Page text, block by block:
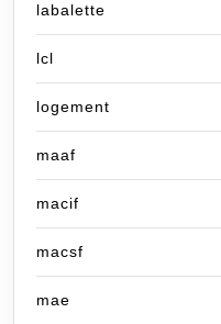
labalette
lcl
logement
maaf
macif
macsf
mae